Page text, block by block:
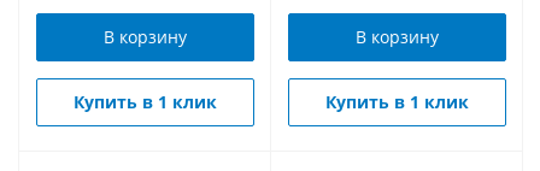
В корзину
Купить в 1 клик
В корзину
Купить в 1 клик